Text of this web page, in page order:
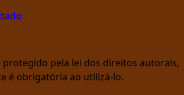
protegido pela lei dos direitos autorais,
é obrigatória ao utilizá-lo.